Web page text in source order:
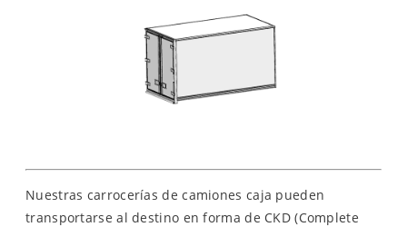
Nuestras carrocerías de camiones caja pueden
transportarse al destino en forma de CKD (Complete